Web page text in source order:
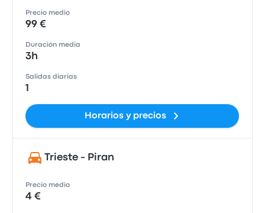
Precio medio
99 €
Duración media
3h
Salidas diarias
1
Horarios y precios
Trieste - Piran
Precio medio
4 €